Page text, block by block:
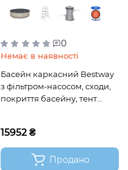
0
Немає в наявності
Басейн каркасний Bestway
з фільтром-насосом, сходи,
покриття басейну, тент
15952 ₴
Продано